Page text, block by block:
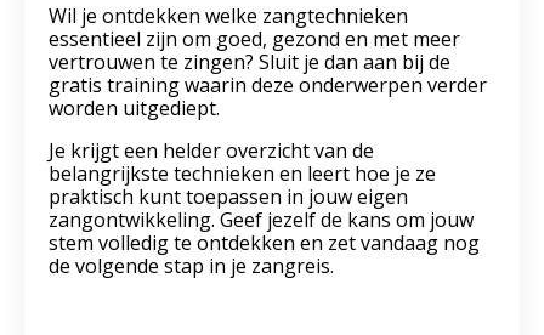
Wil je ontdekken welke zangtechnieken
essentieel zijn om goed, gezond en met meer
vertrouwen te zingen? Sluit je dan aan bij de
gratis training waarin deze onderwerpen verder
worden uitgediept.
Je krijgt een helder overzicht van de
belangrijkste technieken en leert hoe je ze
praktisch kunt toepassen in jouw eigen
zangontwikkeling. Geef jezelf de kans om jouw
stem volledig te ontdekken en zet vandaag nog
de volgende stap in je zangreis.